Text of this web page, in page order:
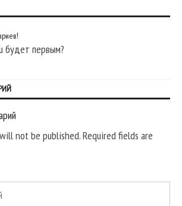
первым?
not be published. Required fields are